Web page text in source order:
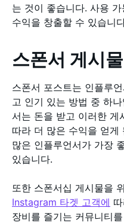
는 것이 좋습니다. 사용
수익을 창출할 수 있습니
스폰서 게시물
스폰서 포스트는 인플루
고 인기 있는 방법 중 하
서는 돈을 받고 이러한 게
따라 더 많은 수익을 얻게
많은 인플루언서가 가장
있습니다.
또한 스폰서십 게시물을
Instagram 타겟 고객에
장비를 즐기는 커뮤니티